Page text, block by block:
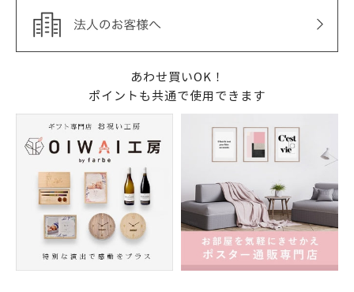
あわせ買いOK！
ポイントも共通で使用できます